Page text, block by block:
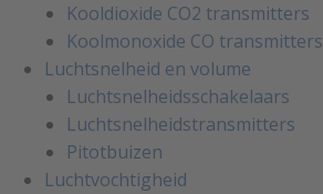
Kooldioxide CO2 transmitters
Koolmonoxide CO transmitters
Luchtsnelheid en volume
Luchtsnelheidsschakelaars
Luchtsnelheidstransmitters
Pitotbuizen
Luchtvochtigheid